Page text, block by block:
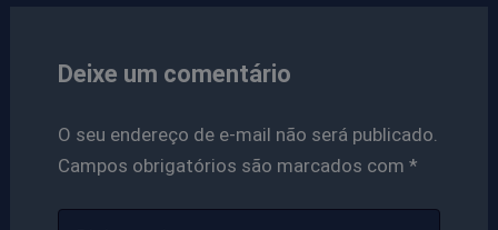
Deixe um comentário
O seu endereço de e-mail não será publicado.
Campos obrigatórios são marcados com *